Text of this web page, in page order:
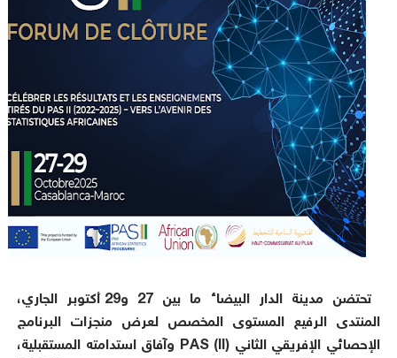
تحتضن مدينة الدار البيضاء ما بين 27 و29 أكتوبر الجاري،
المنتدى الرفيع المستوى المخصص لعرض منجزات البرنامج
الإحصائي الإفريقي الثاني (PAS (II وآفاق استدامته المستقبلية،